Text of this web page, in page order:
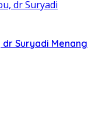
dr Suryadi Menang